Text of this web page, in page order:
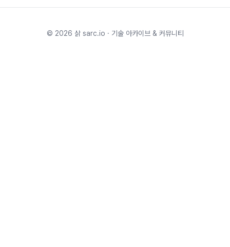
© 2026 삵 sarc.io · 기술 아카이브 & 커뮤니티